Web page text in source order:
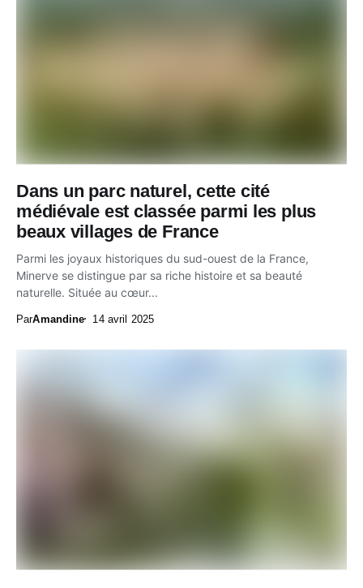
Dans un parc naturel, cette cité
médiévale est classée parmi les plus
beaux villages de France
Parmi les joyaux historiques du sud-ouest de la France,
Minerve se distingue par sa riche histoire et sa beauté
naturelle. Située au cœur...
ParAmandine 14 avril 2025